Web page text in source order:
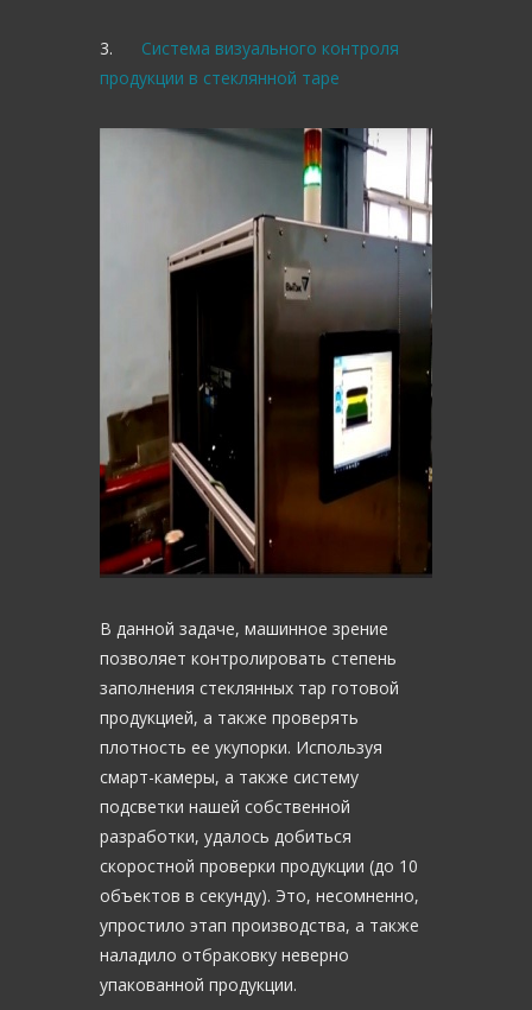
3. Система визуального контроля
продукции в стеклянной таре
В данной задаче, машинное зрение
позволяет контролировать степень
заполнения стеклянных тар готовой
продукцией, а также проверять
плотность ее укупорки. Используя
смарт-камеры, а также систему
подсветки нашей собственной
разработки, удалось добиться
скоростной проверки продукции (до 10
объектов в секунду). Это, несомненно,
упростило этап производства, а также
наладило отбраковку неверно
упакованной продукции.